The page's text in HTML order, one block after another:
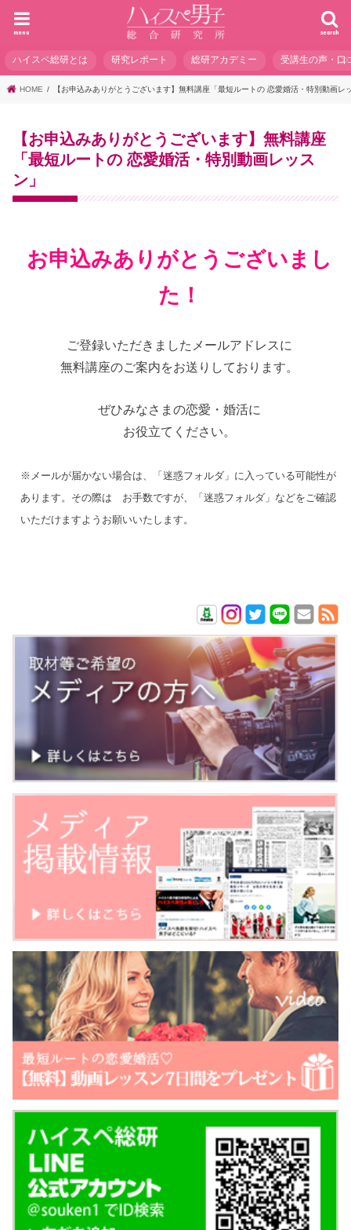
search
menu
ハイスペ総研とは 研究レポート 総研アカデミー 受講生の声・口
HOME 【お申込みありがとうございます】無料講座「最短ルートの 恋愛婚活・特別動画レ
【お申込みありがとうございます】無料講座
「最短ルートの 恋愛婚活・特別動画レッス
ン」
お申込みありがとうございまし
た！
ご登録いただきましたメールアドレスに
無料講座のご案内をお送りしております。
ぜひみなさまの恋愛・婚活に
お役立てください。
※メールが届かない場合は、「迷惑フォルダ」に入っている可能性が
あります。その際は お手数ですが、「迷惑フォルダ」などをご確認
いただけますようお願いいたします。